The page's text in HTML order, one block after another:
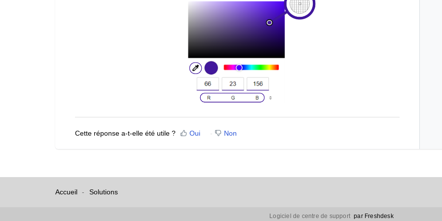
Cette réponse a-t-elle été utile ? Oui Non
Accueil Solutions
Logiciel de centre de support par Freshdesk